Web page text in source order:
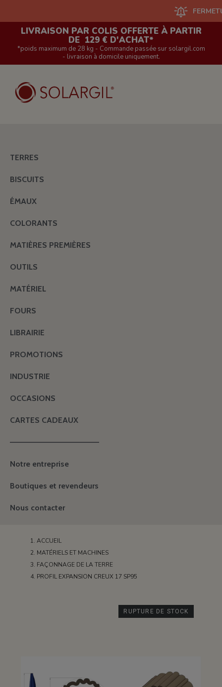
FERMETURE
LIVRAISON PAR COLIS OFFERTE À PARTIR
DE 129 € D'ACHAT*
*poids maximum de 28 kg - Commande passée sur solargil.com
- livraison à domicile uniquement.
TERRES
BISCUITS
ÉMAUX
COLORANTS
MATIÈRES PREMIÈRES
OUTILS
MATÉRIEL
FOURS
LIBRAIRIE
PROMOTIONS
INDUSTRIE
OCCASIONS
CARTES CADEAUX
———————————————
Notre entreprise
Boutiques et revendeurs
Nous contacter
ACCUEIL
MATÉRIELS ET MACHINES
FAÇONNAGE DE LA TERRE
PROFIL EXPANSION CREUX 17 SP95
RUPTURE DE STOCK